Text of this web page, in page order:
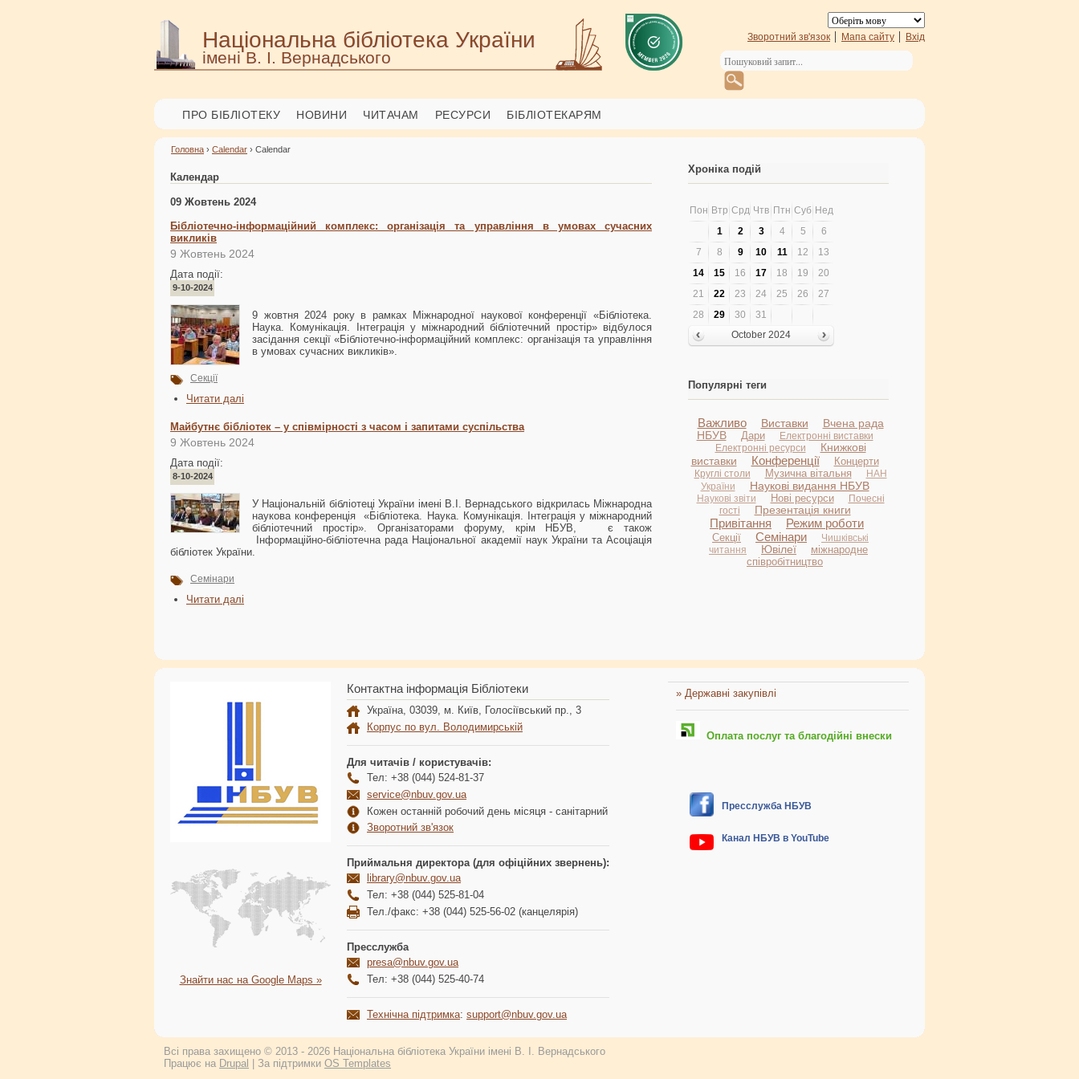
Національна бібліотека України
імені В. І. Вернадського
Зворотний зв'язок Мапа сайту Вхід
ПРО БІБЛІОТЕКУ НОВИНИ ЧИТАЧАМ РЕСУРСИ БІБЛІОТЕКАРЯМ
Головна › Calendar › Calendar
Календар
09 Жовтень 2024
Бібліотечно-інформаційний комплекс: організація та управління в умовах сучасних
викликів
9 Жовтень 2024
Дата події:
9-10-2024
9 жовтня 2024 року в рамках Міжнародної наукової конференції «Бібліотека.
Наука. Комунікація. Інтеграція у міжнародний бібліотечний простір» відбулося
засідання секції «Бібліотечно-інформаційний комплекс: організація та управління
в умовах сучасних викликів».
Секції
Читати далі
Майбутнє бібліотек – у співмірності з часом і запитами суспільства
9 Жовтень 2024
Дата події:
8-10-2024
У Національній бібліотеці України імені В.І. Вернадського відкрилась Міжнародна
наукова конференція «Бібліотека. Наука. Комунікація. Інтеграція у міжнародний
бібліотечний простір». Організаторами форуму, крім НБУВ, є також
Інформаційно-бібліотечна рада Національної академії наук України та Асоціація
бібліотек України.
Семінари
Читати далі
Хроніка подій
Пон Втр Срд Чтв Птн Суб Нед
1
2 3 4 5
6
7
8 9 10 11 12
13
14
15 16 17 18 19
20
21
22 23 24 25 26
27
28
29 30
31
October 2024
Популярні теги
Важливо Виставки
Вчена рада
НБУВ
Дари
Електронні виставки
Електронні ресурси
Книжкові
виставки
Конференції Концерти
Круглі столи Музична вітальня
НАН
України
Наукові видання НБУВ
Наукові звіти Нові ресурси
Почесні
гості
Презентація книги
Привітання Режим роботи
Секції Семінари
Чишківські
читання
Ювілеї
міжнародне
співробітництво
Знайти нас на Google Maps »
Контактна інформація Бібліотеки
Україна, 03039, м. Київ, Голосіївський пр., 3
Корпус по вул. Володимирській
Для читачів / користувачів:
Тел: +38 (044) 524-81-37
service@nbuv.gov.ua
Кожен останній робочий день місяця - санітарний
Зворотний зв'язок
Приймальня директора (для офіційних звернень):
library@nbuv.gov.ua
Тел: +38 (044) 525-81-04
Тел./факс: +38 (044) 525-56-02 (канцелярія)
Пресслужба
presa@nbuv.gov.ua
Тел: +38 (044) 525-40-74
Технічна підтримка: support@nbuv.gov.ua
» Державні закупівлі
Оплата послуг та благодійні внески
Пресслужба НБУВ
Канал НБУВ в YouTube
Всі права захищено © 2013 - 2026 Національна бібліотека України імені В. І. Вернадського
Працює на Drupal | За підтримки OS Templates